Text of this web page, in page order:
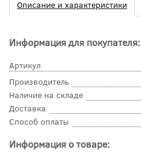
Описание и характеристики
Информация для покупателя:
Артикул
Производитель
Наличие на складе
Доставка
Способ оплаты
Информация о товаре: